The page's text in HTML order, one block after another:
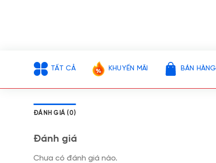
TẤT CẢ KHUYẾN MÃI BÁN HÀNG
ĐÁNH GIÁ (0)
Đánh giá
Chưa có đánh giá nào.